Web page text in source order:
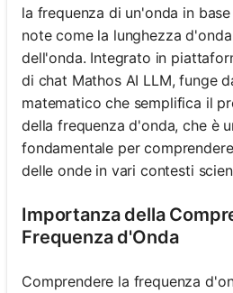
la frequenza di un'onda in
note come la lunghezza
dell'onda. Integrato in
di chat Mathos AI LLM, funge
matematico che semplifica il
della frequenza d'onda, che è
fondamentale per
delle onde in vari contesti
Importanza della
Frequenza d'Onda
Comprendere la frequenza